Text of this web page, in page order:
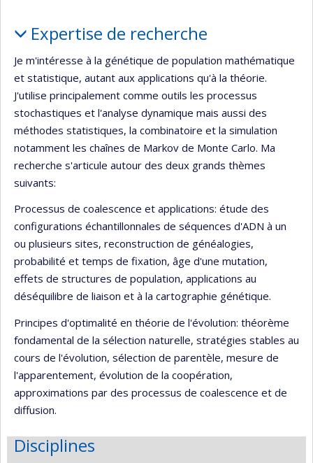
Expertise de recherche
Je m'intéresse à la génétique de population mathématique
et statistique, autant aux applications qu'à la théorie.
J'utilise principalement comme outils les processus
stochastiques et l'analyse dynamique mais aussi des
méthodes statistiques, la combinatoire et la simulation
notamment les chaînes de Markov de Monte Carlo. Ma
recherche s'articule autour des deux grands thèmes
suivants:
Processus de coalescence et applications: étude des
configurations échantillonnales de séquences d'ADN à un
ou plusieurs sites, reconstruction de généalogies,
probabilité et temps de fixation, âge d'une mutation,
effets de structures de population, applications au
déséquilibre de liaison et à la cartographie génétique.
Principes d'optimalité en théorie de l'évolution: théorème
fondamental de la sélection naturelle, stratégies stables au
cours de l'évolution, sélection de parentèle, mesure de
l'apparentement, évolution de la coopération,
approximations par des processus de coalescence et de
diffusion.
Disciplines